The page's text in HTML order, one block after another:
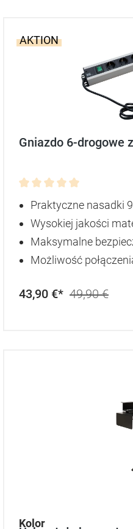
AKTION
Gniazdo 6-drogowe
Średnia ocena 0 z 5
Praktyczne nasadki
Wysokiej jakości
Maksymalne
Możliwość
43,90 €* 49,90 €
Kolorauswählen